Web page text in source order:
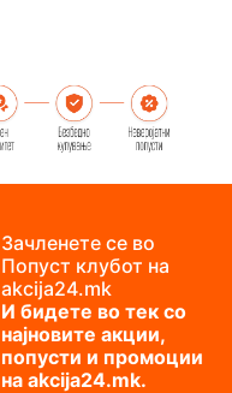
Зачленете се во
Попуст клубот на
akcija24.mk
И бидете во тек со
најновите акции,
попусти и промоции
на akcija24.mk.